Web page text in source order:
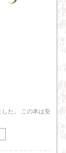
た。 この本は安